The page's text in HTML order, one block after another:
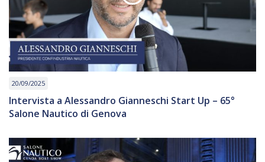
20/09/2025
Intervista a Alessandro Gianneschi Start Up – 65°
Salone Nautico di Genova